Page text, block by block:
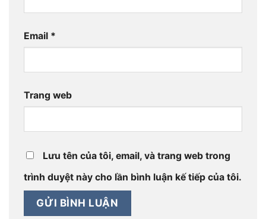
Email *
Trang web
Lưu tên của tôi, email, và trang web trong
trình duyệt này cho lần bình luận kế tiếp của tôi.